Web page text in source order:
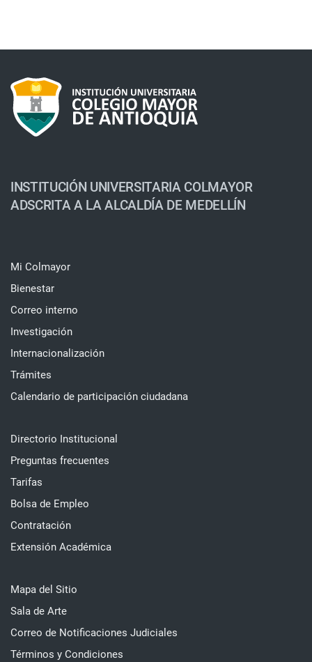
INSTITUCIÓN UNIVERSITARIA COLMAYOR
ADSCRITA A LA ALCALDÍA DE MEDELLÍN
Mi Colmayor
Bienestar
Correo interno
Investigación
Internacionalización
Trámites
Calendario de participación ciudadana
Directorio Institucional
Preguntas frecuentes
Tarifas
Bolsa de Empleo
Contratación
Extensión Académica
Mapa del Sitio
Sala de Arte
Correo de Notificaciones Judiciales
Términos y Condiciones